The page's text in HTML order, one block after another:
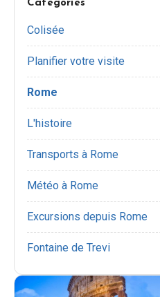
Catégories
Colisée
Planifier votre visite
Rome
L'histoire
Transports à Rome
Météo à Rome
Excursions depuis Rome
Fontaine de Trevi